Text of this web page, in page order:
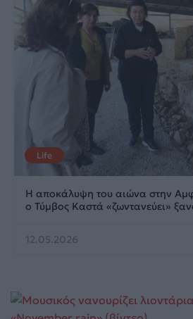
Life
Η αποκάλυψη του αιώνα στην
ο Τύμβος Καστά «ζωντανεύει»
12.05.2026